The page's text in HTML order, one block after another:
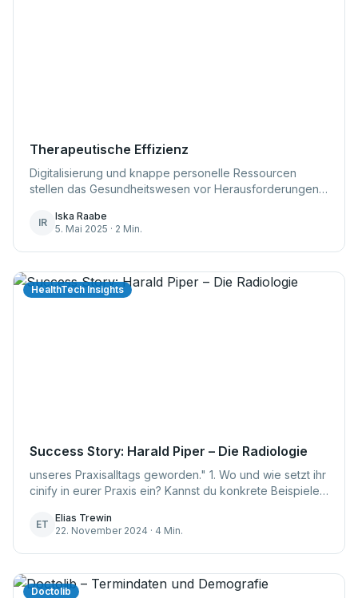
Therapeutische Effizienz
Digitalisierung und knappe personelle Ressourcen
stellen das Gesundheitswesen vor Herausforderungen.
Schlüsselaspekt dabei: die therapeutische Ef...
IR
Iska Raabe
5. Mai 2025 · 2 Min.
HealthTech Insights
Success Story: Harald Piper – Die Radiologie
unseres Praxisalltags geworden." 1. Wo und wie setzt ihr
cinify in eurer Praxis ein? Kannst du konkrete Beispiele
ET
Elias Trewin
22. November 2024 · 4 Min.
Doctolib